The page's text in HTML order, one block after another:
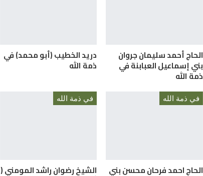
الحاج أحمد سليمان جروان
بني إسماعيل العبابنة في
ذمة الله
دريد الخطيب (أبو محمد) في
ذمة الله
في ذمة الله
الحاج احمد فرحان محسن بني
في ذمة الله
الشيخ رضوان راشد المومني (